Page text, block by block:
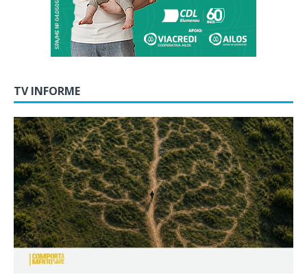
TV INFORME